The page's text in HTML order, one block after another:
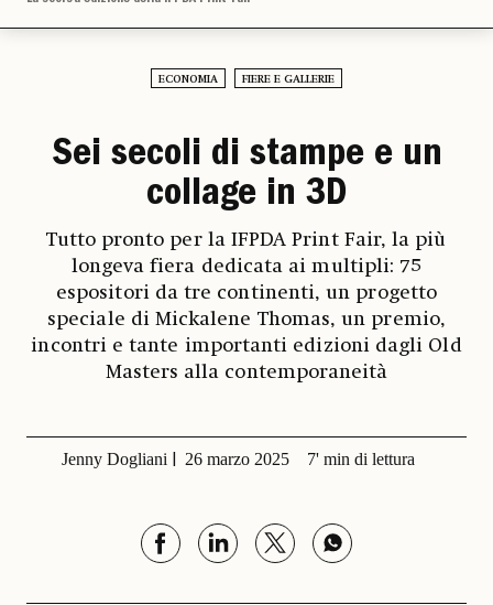
ECONOMIA FIERE E GALLERIE
Sei secoli di stampe e un
collage in 3D
Tutto pronto per la IFPDA Print Fair, la più
longeva fiera dedicata ai multipli: 75
espositori da tre continenti, un progetto
speciale di Mickalene Thomas, un premio,
incontri e tante importanti edizioni dagli Old
Masters alla contemporaneità
Jenny Dogliani 26 marzo 2025 7' min di lettura